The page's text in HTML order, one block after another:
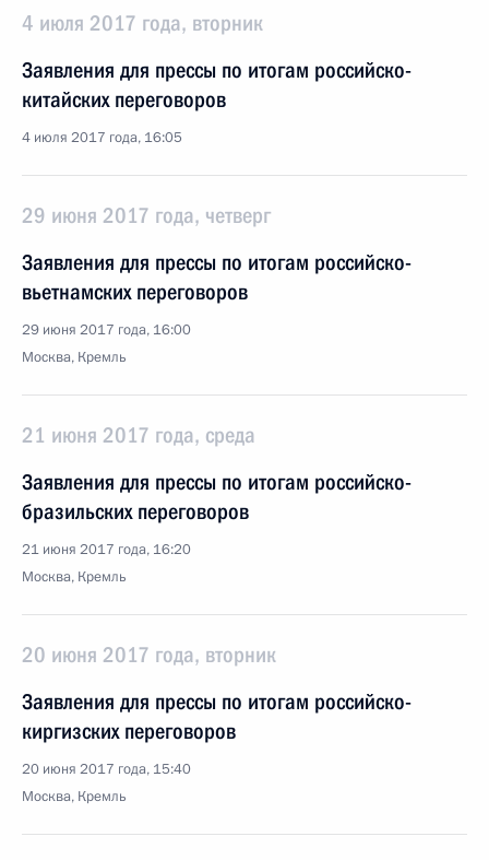
4 июля 2017 года, вторник
Заявления для прессы по итогам российско-
китайских переговоров
4 июля 2017 года, 16:05
29 июня 2017 года, четверг
Заявления для прессы по итогам российско-
вьетнамских переговоров
29 июня 2017 года, 16:00
Москва, Кремль
21 июня 2017 года, среда
Заявления для прессы по итогам российско-
бразильских переговоров
21 июня 2017 года, 16:20
Москва, Кремль
20 июня 2017 года, вторник
Заявления для прессы по итогам российско-
киргизских переговоров
20 июня 2017 года, 15:40
Москва, Кремль